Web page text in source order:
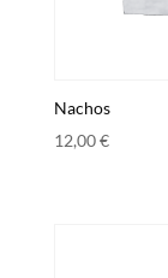
Nachos
12,00€